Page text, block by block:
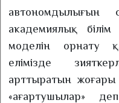
автономдылығын
академиялық
моделін орнату
елімізде
арттыратын жоғары
«ағартушылар»